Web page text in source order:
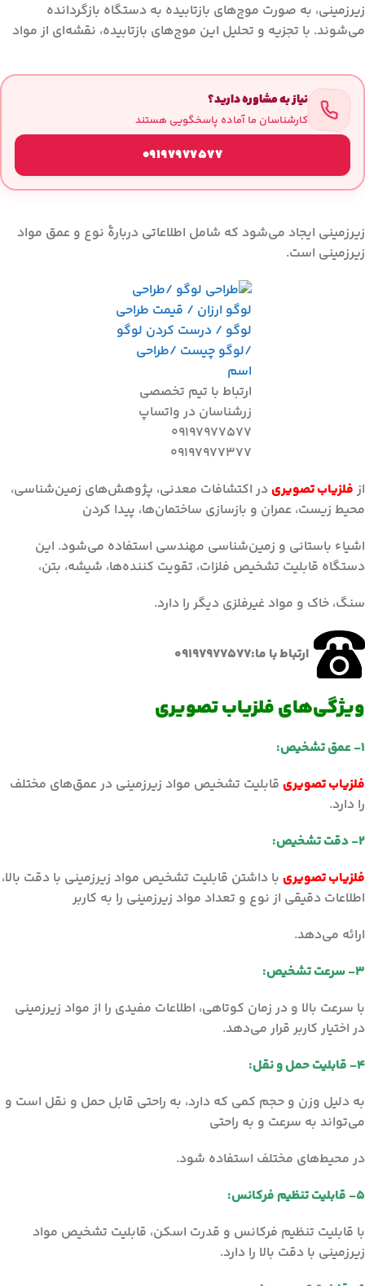
زیرزمینی، به صورت موج‌های بازتابیده به دستگاه بازگردانده
می‌شوند. با تجزیه و تحلیل این موج‌های بازتابیده، نقشه‌ای از مواد
نیاز به مشاوره دارید؟
کارشناسان ما آماده پاسخگویی هستند
09197977577
زیرزمینی ایجاد می‌شود که شامل اطلاعاتی دربارهٔ نوع و عمق مواد
زیرزمینی است.
ارتباط با تیم تخصصی
زرشناسان در واتساپ
09197977577
09197977377
از فلزیاب تصویری در اکتشافات معدنی، پژوهش‌های زمین‌شناسی،
محیط زیست، عمران و بازسازی ساختمان‌ها، پیدا کردن
اشیاء باستانی و زمین‌شناسی مهندسی استفاده می‌شود. این
دستگاه قابلیت تشخیص فلزات، تقویت کننده‌ها، شیشه، بتن،
سنگ، خاک و مواد غیرفلزی دیگر را دارد.
ارتباط با ما:09197977577
ویژگی‌های فلزیاب تصویری
۱- عمق تشخیص:
فلزیاب تصویری قابلیت تشخیص مواد زیرزمینی در عمق‌های مختلف
را دارد.
۲- دقت تشخیص:
فلزیاب تصویری با داشتن قابلیت تشخیص مواد زیرزمینی با دقت بالا،
اطلاعات دقیقی از نوع و تعداد مواد زیرزمینی را به کاربر
ارائه می‌دهد.
۳- سرعت تشخیص:
با سرعت بالا و در زمان کوتاهی، اطلاعات مفیدی را از مواد زیرزمینی
در اختیار کاربر قرار می‌دهد.
۴- قابلیت حمل و نقل:
به دلیل وزن و حجم کمی که دارد، به راحتی قابل حمل و نقل است و
می‌تواند به سرعت و به راحتی
در محیط‌های مختلف استفاده شود.
۵- قابلیت تنظیم فرکانس:
با قابلیت تنظیم فرکانس و قدرت اسکن، قابلیت تشخیص مواد
زیرزمینی با دقت بالا را دارد.